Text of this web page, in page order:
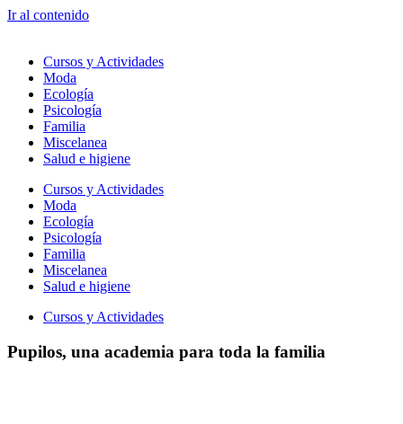
Ir al contenido
Cursos y Actividades
Moda
Ecología
Psicología
Familia
Miscelanea
Salud e higiene
Cursos y Actividades
Moda
Ecología
Psicología
Familia
Miscelanea
Salud e higiene
Cursos y Actividades
Pupilos, una academia para toda la familia